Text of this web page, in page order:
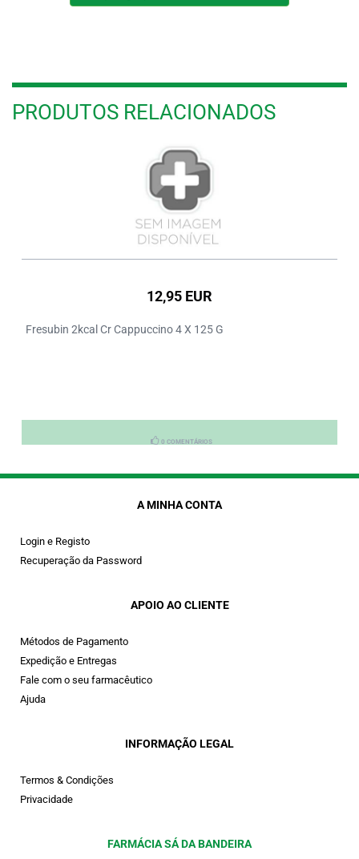
PRODUTOS RELACIONADOS
12,95 EUR
Fresubin 2kcal Cr Cappuccino 4 X 125 G
0 COMENTÁRIOS
A MINHA CONTA
Login e Registo
Recuperação da Password
APOIO AO CLIENTE
Métodos de Pagamento
Expedição e Entregas
Fale com o seu farmacêutico
Ajuda
INFORMAÇÃO LEGAL
Termos & Condições
Privacidade
FARMÁCIA SÁ DA BANDEIRA